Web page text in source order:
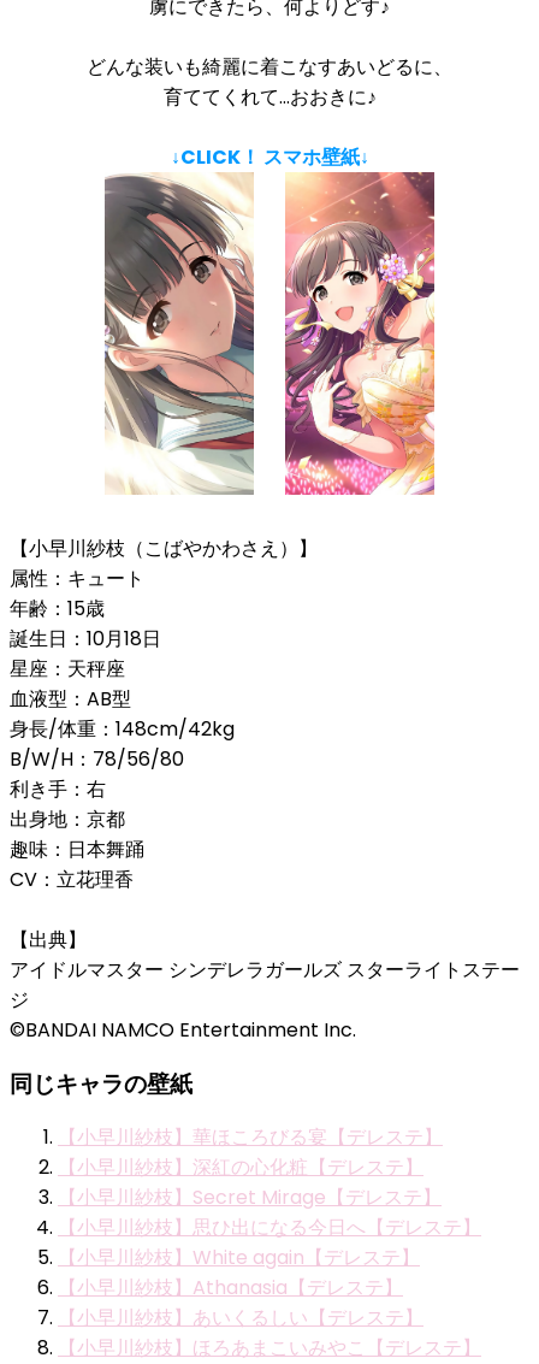
虜にできたら、何よりどす♪
どんな装いも綺麗に着こなすあいどるに、
育ててくれて…おおきに♪
↓CLICK！ スマホ壁紙↓
【小早川紗枝（こばやかわさえ）】
属性：キュート
年齢：15歳
誕生日：10月18日
星座：天秤座
血液型：AB型
身長/体重：148cm/42kg
B/W/H：78/56/80
利き手：右
出身地：京都
趣味：日本舞踊
CV：立花理香
【出典】
アイドルマスター シンデレラガールズ スターライトステー
ジ
©BANDAI NAMCO Entertainment Inc.
同じキャラの壁紙
【小早川紗枝】華ほころびる宴【デレステ】
【小早川紗枝】深紅の心化粧【デレステ】
【小早川紗枝】Secret Mirage【デレステ】
【小早川紗枝】思ひ出になる今日へ【デレステ】
【小早川紗枝】White again【デレステ】
【小早川紗枝】Athanasia【デレステ】
【小早川紗枝】あいくるしい【デレステ】
【小早川紗枝】ほろあまこいみやこ【デレステ】